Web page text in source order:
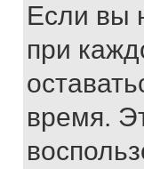
Если вы
при
время.